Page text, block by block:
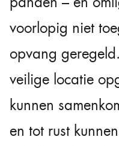
voorlopig niet
opvang
veilige locatie
kunnen
en tot rust